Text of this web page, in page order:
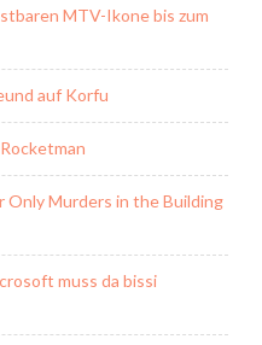
MTV-Ikone bis zum
auf Korfu
Murders in the Building
muss da bissi